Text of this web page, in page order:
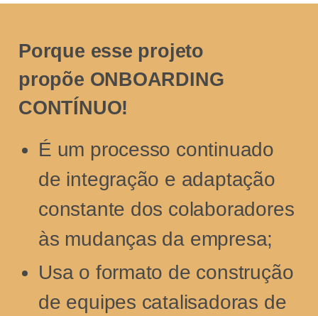
Porque esse projeto
propõe ONBOARDING
CONTÍNUO!
É um processo continuado
de integração e adaptação
constante dos colaboradores
às mudanças da empresa;
Usa o formato de construção
de equipes catalisadoras de